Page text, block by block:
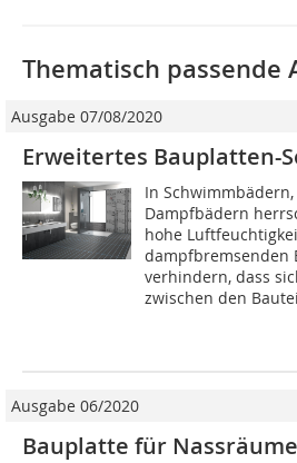
Thematisch passende
Ausgabe 07/08/2020
Erweitertes Bauplatten-
In
Dampfbädern
hohe
dampfbremsenden
verhindern, dass
zwischen den
Ausgabe 06/2020
Bauplatte für Nassräume